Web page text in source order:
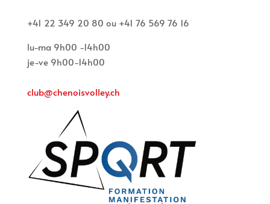
+41 22 349 20 80 ou +41 76 569 76 16
lu-ma 9h00 -14h00
je-ve 9h00-14h00
club@chenoisvolley.ch